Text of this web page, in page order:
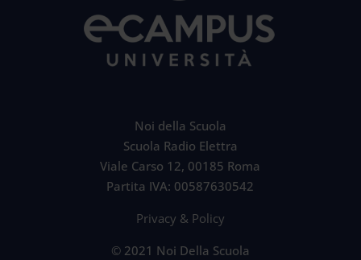
Noi della Scuola
Scuola Radio Elettra
Viale Carso 12, 00185 Roma
Partita IVA: 00587630542
Privacy & Policy
© 2021 Noi Della Scuola